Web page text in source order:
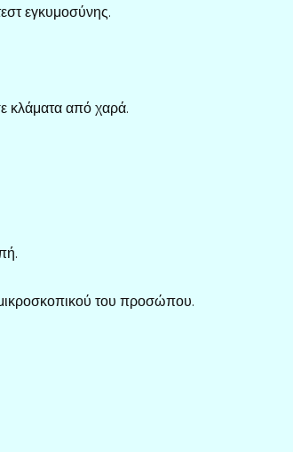
εγκυμοσύνης.
κλάματα από χαρά.
του προσώπου.